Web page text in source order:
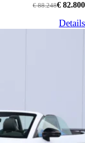
€ 82.800
€ 88.248
Details